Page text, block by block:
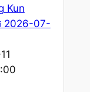
Kun
រ 2026-07-